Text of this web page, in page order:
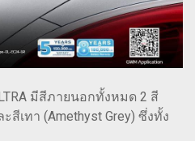
มีสีภายนอกทั้งหมด 2 สี
สีเทา (Amethyst Grey) ซึ่งทั้ง